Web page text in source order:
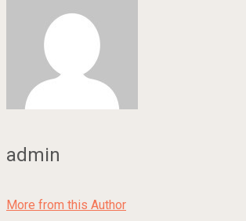
admin
More from this Author